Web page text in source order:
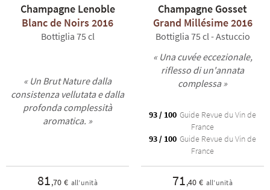
Champagne Lenoble
Blanc de Noirs 2016
Bottiglia 75 cl
« Un Brut Nature dalla
consistenza vellutata e dalla
profonda complessità
aromatica. »
81,70 € all’unità
Champagne Gosset
Grand Millésime 2016
Bottiglia 75 cl - Astuccio
« Una cuvée eccezionale,
riflesso di un'annata
complessa »
93 / 100 Guide Revue du Vin de
France
93 / 100 Guide Revue du Vin de
France
71,40 € all’unità